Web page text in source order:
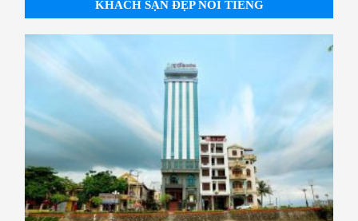
KHÁCH SẠN ĐẸP NỔI TIẾNG